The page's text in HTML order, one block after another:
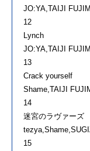
JO:YA,TAIJI
12
Lynch
JO:YA,TAIJI
13
Crack yourself
Shame,TAIJI
14
迷宮のラヴァーズ
15